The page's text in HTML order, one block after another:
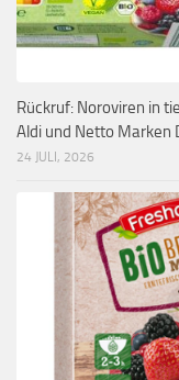
Rückruf: Noroviren in
Aldi und Netto Marken
24 JULI, 2026